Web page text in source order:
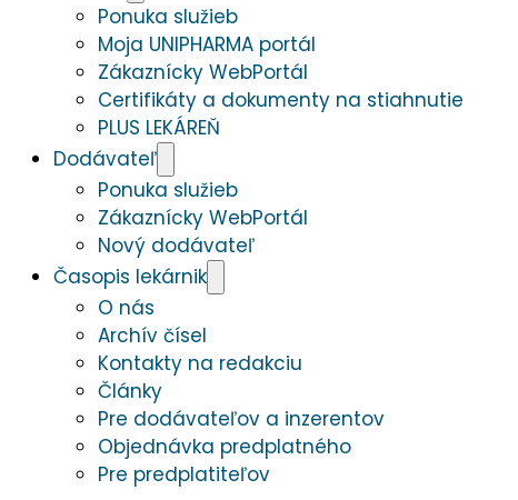
Ponuka služieb
Moja UNIPHARMA portál
Zákaznícky WebPortál
Certifikáty a dokumenty na stiahnutie
PLUS LEKÁREŇ
Dodávateľ
Ponuka služieb
Zákaznícky WebPortál
Nový dodávateľ
Časopis lekárnik
O nás
Archív čísel
Kontakty na redakciu
Články
Pre dodávateľov a inzerentov
Objednávka predplatného
Pre predplatiteľov